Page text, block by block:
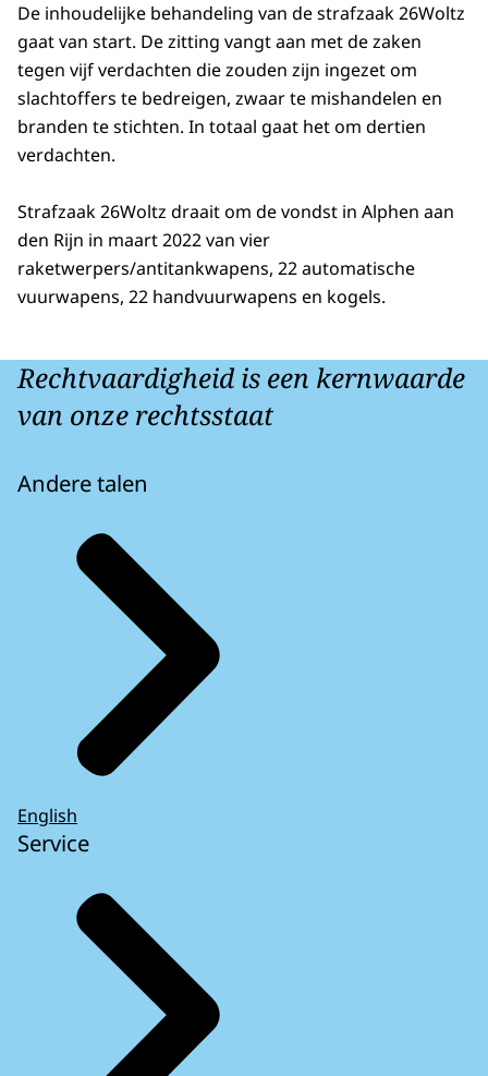
De inhoudelijke behandeling van de strafzaak 26Woltz
gaat van start. De zitting vangt aan met de zaken
tegen vijf verdachten die zouden zijn ingezet om
slachtoffers te bedreigen, zwaar te mishandelen en
branden te stichten. In totaal gaat het om dertien
verdachten.
Strafzaak 26Woltz draait om de vondst in Alphen aan
den Rijn in maart 2022 van vier
raketwerpers/antitankwapens, 22 automatische
vuurwapens, 22 handvuurwapens en kogels.
Rechtvaardigheid is een kernwaarde
van onze rechtsstaat
Andere talen
English
Service